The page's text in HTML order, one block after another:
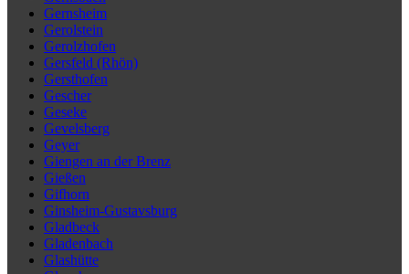
Gernsheim
Gerolstein
Gerolzhofen
Gersfeld (Rhön)
Gersthofen
Gescher
Geseke
Gevelsberg
Geyer
Giengen an der Brenz
Gießen
Gifhorn
Ginsheim-Gustavsburg
Gladbeck
Gladenbach
Glashütte